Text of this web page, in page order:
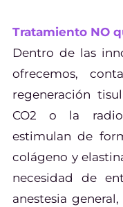
Tratamiento NO
Dentro de las
ofrecemos,
regeneración
CO2 o la
estimulan de
colágeno y
necesidad de
anestesia